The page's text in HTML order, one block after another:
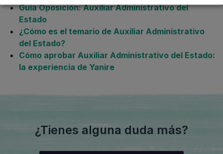
Guía Oposición: Auxiliar Administrativo del
Estado
¿Cómo es el temario de Auxiliar Administrativo
del Estado?
Cómo aprobar Auxiliar Administrativo del Estado:
la experiencia de Yanire
¿Tienes alguna duda más?